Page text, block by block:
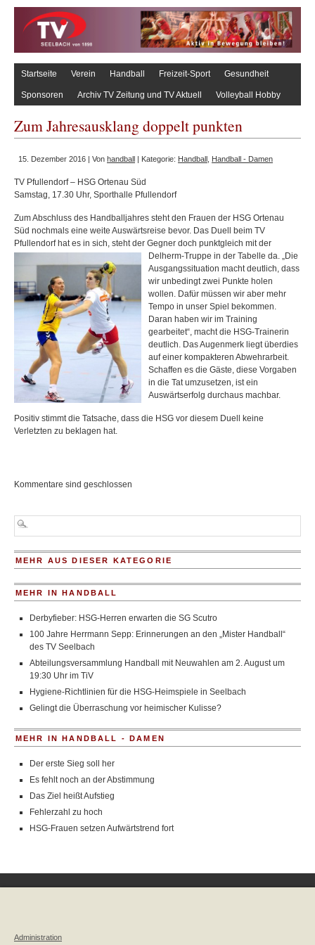
Startseite Verein Handball Freizeit-Sport Gesundheit
Sponsoren Archiv TV Zeitung und TV Aktuell Volleyball Hobby
Zum Jahresausklang doppelt punkten
15. Dezember 2016 | Von handball | Kategorie: Handball Handball - Damen
TV Pfullendorf – HSG Ortenau Süd
Samstag, 17.30 Uhr, Sporthalle Pfullendorf
Zum Abschluss des Handballjahres steht den Frauen der HSG Ortenau
Süd nochmals eine weite Auswärtsreise bevor. Das Duell beim TV
Pfullendorf hat es in sich, steht der Gegner doch punktgleich mitder
Delherm-Truppe in der Tabelle da. „Die
Ausgangssituation macht deutlich, dass
wir unbedingt zwei Punkte holen
wollen. Dafür müssen wir aber mehr
Tempo in unser Spiel bekommen.
Daran haben wir im Training
gearbeitet“, macht die HSG-Trainerin
deutlich. Das Augenmerk liegt überdies
auf einer kompakteren Abwehrarbeit.
Schaffen es die Gäste, diese Vorgaben
in die Tat umzusetzen, ist ein
Auswärtserfolg durchaus machbar.
Positiv stimmt die Tatsache, dass die HSG vor diesem Duell keine
Verletzten zu beklagen hat.
Kommentare sind geschlossen
MEHR AUS DIESER KATEGORIE
MEHR IN HANDBALL
Derbyfieber: HSG-Herren erwarten die SG Scutro
100 Jahre Herrmann Sepp: Erinnerungen an den „Mister Handball“
des TV Seelbach
Abteilungsversammlung Handball mit Neuwahlen am 2. August um
19:30 Uhr im TiV
Hygiene-Richtlinien für die HSG-Heimspiele in Seelbach
Gelingt die Überraschung vor heimischer Kulisse?
MEHR IN HANDBALL - DAMEN
Der erste Sieg soll her
Es fehlt noch an der Abstimmung
Das Ziel heißt Aufstieg
Fehlerzahl zu hoch
HSG-Frauen setzen Aufwärtstrend fort
Administration